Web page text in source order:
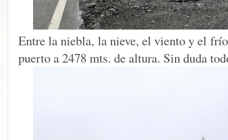
Entre la niebla, la nieve, el viento y el
puerto a 2478 mts. de altura. Sin duda